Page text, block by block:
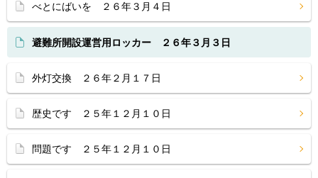
べとにばいを ２６年３月４日
避難所開設運営用ロッカー ２６年３月３日
外灯交換 ２６年２月１７日
歴史です ２５年１２月１０日
問題です ２５年１２月１０日